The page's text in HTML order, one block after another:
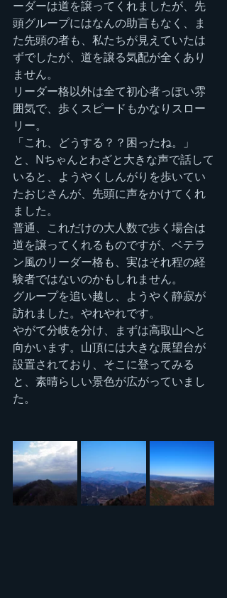
ーダーは道を譲ってくれましたが、先
頭グループにはなんの助言もなく、ま
た先頭の者も、私たちが見えていたは
ずでしたが、道を譲る気配が全くあり
ません。
リーダー格以外は全て初心者っぽい雰
囲気で、歩くスピードもかなりスロー
リー。
「これ、どうする？？困ったね。」
と、Nちゃんとわざと大きな声で話して
いると、ようやくしんがりを歩いてい
たおじさんが、先頭に声をかけてくれ
ました。
普通、これだけの大人数で歩く場合は
道を譲ってくれるものですが、ベテラ
ン風のリーダー格も、実はそれ程の経
験者ではないのかもしれません。
グループを追い越し、ようやく静寂が
訪れました。やれやれです。
やがて分岐を分け、まずは高取山へと
向かいます。山頂には大きな展望台が
設置されており、そこに登ってみる
と、素晴らしい景色が広がっていまし
た。